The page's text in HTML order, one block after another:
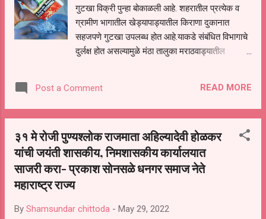
गुटखा विक्री पुन्हा बोकाळली आहे. शहरातील प्रत्येक व
ग्रामीण भागातील खेड्यापाड्यातील किराणा दुकानात
सहजपणे गुटखा उपलब्ध होत आहे.याकडे संबंधित विभागाचे
दुर्लक्ष होत असल्यामुळे मंठा तालुका मराठवाड्यातील
तीन वर्षापासून गुटका विक्रीने कळस गाठला आहे.तालुक्यात
व शहरात गुटका विक्रीचे जाळे मोठ्या प्रमाणावर पसरले
हाताशी धरून आपला काळाबाजार चालवत आहेत.याकडे
वृत्तपत्र अथवा इतर कोणी यावर आवाज उठविण्याचा प्रयत्न
केला. तर त्यांची मुस्काट दाबी करण्याचा प्रयत्न करण्यात
येतो. किवा खोटा गुन्हा दाखल करण्याची धमकी देण्यात
वाढत आहे. मागील पंधरवड्यात दोन-तीन दिवस गुटका
Post a Comment READ MORE
३१ मे रोजी पुण्यश्लोक राजमाता अहिल्यादेवी होळकर
यांची जयंती शासकीय, निमशासकीय कार्यालयात
साजरी करा- प्रकाश सोनसळे धनगर समाज नेते
महाराष्ट्र राज्य
By Shamsundar chittoda - May 29, 2022